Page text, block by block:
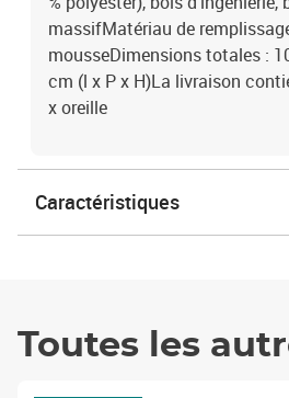
massifMatériau de
mousseDimensions totales :
cm (l x P x H)La livraison
x oreille
Caractéristiques
Toutes les